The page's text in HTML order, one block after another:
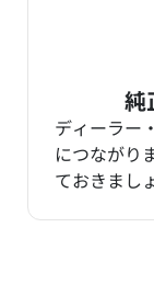
純
ディーラー
につながり
ておきまし